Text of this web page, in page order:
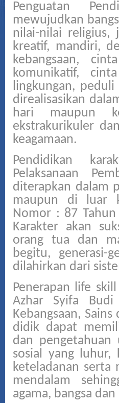
Penguatan
mewujudkan
nilai-nilai religius,
kreatif, mandiri,
kebangsaan,
komunikatif,
lingkungan,
direalisasikan
hari maupun
ekstrakurikuler
keagamaan.
Pendidikan
Pelaksanaan
diterapkan dalam
maupun di luar
Nomor : 87
Karakter akan
orang tua dan
begitu, generasi-
dilahirkan dari
Penerapan life
Azhar Syifa
Kebangsaan,
didik dapat
dan
sosial yang luhur,
keteladanan serta
mendalam
agama, bangsa dan